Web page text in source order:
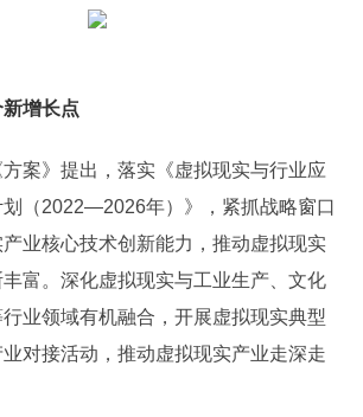
新增长点
案》提出，落实《虚拟现实与行业应
划（2022—2026年）》，紧抓战略窗口
业核心技术创新能力，推动虚拟现实
富。深化虚拟现实与工业生产、文化
业领域有机融合，开展虚拟现实典型
对接活动，推动虚拟现实产业走深走